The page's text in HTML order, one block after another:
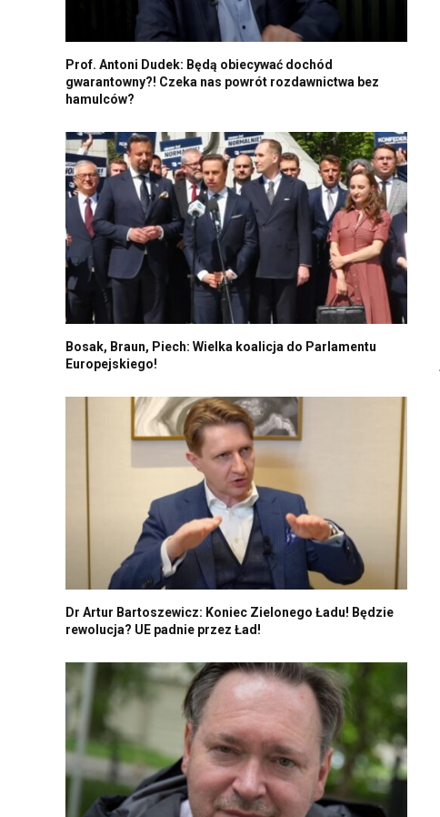
Prof. Antoni Dudek: Będą obiecywać dochód
gwarantowny?! Czeka nas powrót rozdawnictwa bez
hamulców?
Bosak, Braun, Piech: Wielka koalicja do Parlamentu
Europejskiego!
Dr Artur Bartoszewicz: Koniec Zielonego Ładu! Będzie
rewolucja? UE padnie przez Ład!